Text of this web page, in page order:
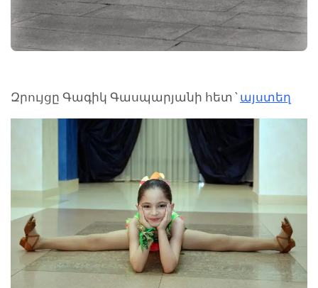
Զրույցը Գագիկ Գասպարյանի հետ`այստեղ